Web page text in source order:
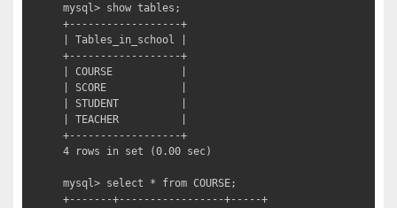
mysql> show tables;
+------------------+
| Tables_in_school |
+------------------+
| COURSE           |
| SCORE            |
| STUDENT          |
| TEACHER          |
+------------------+
4 rows in set (0.00 sec)
mysql> select * from COURSE;
+-------+-----------------+-----+